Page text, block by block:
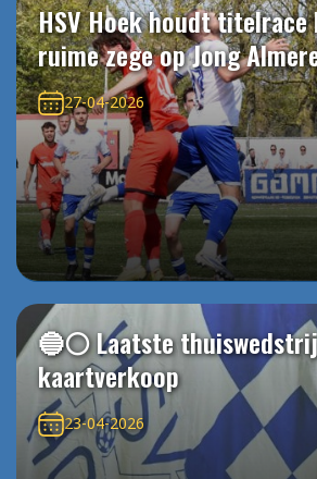
HSV Hoek houdt titelrace
ruime zege op Jong
27-04-2026
🔵⚪️ Laatste
kaartverkoop
23-04-2026